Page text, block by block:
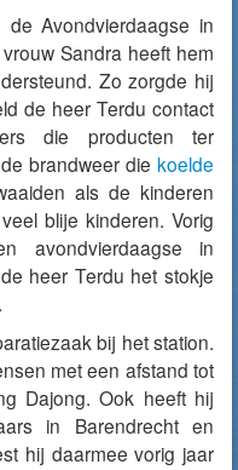
Avondvierdaagse in
Sandra heeft hem
Zo zorgde hij
de heer Terdu contact
die producten ter
brandweer die koelde
als de kinderen
blije kinderen. Vorig
avondvierdaagse in
heer Terdu het stokje
bij het station.
met een afstand tot
Dajong. Ook heeft hij
in Barendrecht en
hij daarmee vorig jaar